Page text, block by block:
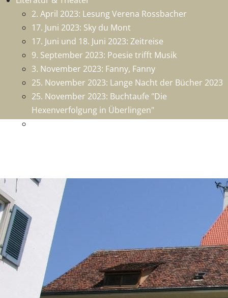
2. April 2023: Lesung Verena Rossbacher
17. Juni 2023: Sky du Mont
17. Juni und 18. Juni 2023: Zeitreise
9. September 2023: Poesie trifft Musik
3. November 2023: Fanny, Fanny
25. November 2023: Lange Nacht der Bücher 2023
25. November 2023: Buchtaufe "Die
Hexenverfolgung in Überlingen"